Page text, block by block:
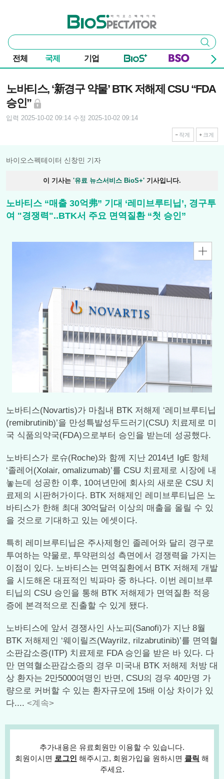
바이오스펙테이터
통
합
검
색
검색
전체 국제 기업
노바티스, ‘新경구 약물’ BTK 저해제 CSU “FDA
승인”
입력 2025-10-02 09:14 수정 2025-10-02 09:14
작게 크게
바이오스펙테이터 신창민 기자
이 기사는 '유료 뉴스서비스 BioS+' 기사입니다.
노바티스 “매출 30억弗” 기대 ‘레미브루티닙’, 경구투
여 "경쟁력"..BTK서 주요 면역질환 “첫 승인”
노바티스(Novartis)가 마침내 BTK 저해제 ‘레미브루티닙
(remibrutinib)’을 만성특발성두드러기(CSU) 치료제로 미
국 식품의약국(FDA)으로부터 승인을 받는데 성공했다.
노바티스가 로슈(Roche)와 함께 지난 2014년 IgE 항체
‘졸레어(Xolair, omalizumab)’를 CSU 치료제로 시장에 내
놓는데 성공한 이후, 10여년만에 회사의 새로운 CSU 치
료제의 시판허가이다. BTK 저해제인 레미브루티닙은 노
바티스가 한해 최대 30억달러 이상의 매출을 올릴 수 있
을 것으로 기대하고 있는 에셋이다.
특히 레미브루티닙은 주사제형인 졸레어와 달리 경구로
투여하는 약물로, 투약편의성 측면에서 경쟁력을 가지는
이점이 있다. 노바티스는 면역질환에서 BTK 저해제 개발
을 시도해온 대표적인 빅파마 중 하나다. 이번 레미브루
티닙의 CSU 승인을 통해 BTK 저해제가 면역질환 적응
증에 본격적으로 진출할 수 있게 됐다.
노바티스에 앞서 경쟁사인 사노피(Sanofi)가 지난 8월
BTK 저해제인 ‘웨이릴즈(Wayrilz, rilzabrutinib)’를 면역혈
소판감소증(ITP) 치료제로 FDA 승인을 받은 바 있다. 다
만 면역혈소판감소증의 경우 미국내 BTK 저해제 처방 대
상 환자는 2만5000여명인 반면, CSU의 경우 40만명 가
량으로 커버할 수 있는 환자규모에 15배 이상 차이가 있
다.... <계속>
추가내용은 유료회원만 이용할 수 있습니다.
회원이시면 로그인 해주시고, 회원가입을 원하시면 클릭 해
주세요.